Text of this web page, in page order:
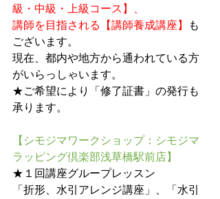
級・中級・上級コース】、
講師を目指される【講師養成講座】
も
ございます。
現在、都内や地方から通われている方
がいらっしゃいます。
★ご希望により「修了証書」の発行も
承ります。
【シモジマワークショップ：シモジマ
ラッピング倶楽部浅草橋駅前店】
★１回講座グループレッスン
「折形、水引アレンジ講座」、「水引